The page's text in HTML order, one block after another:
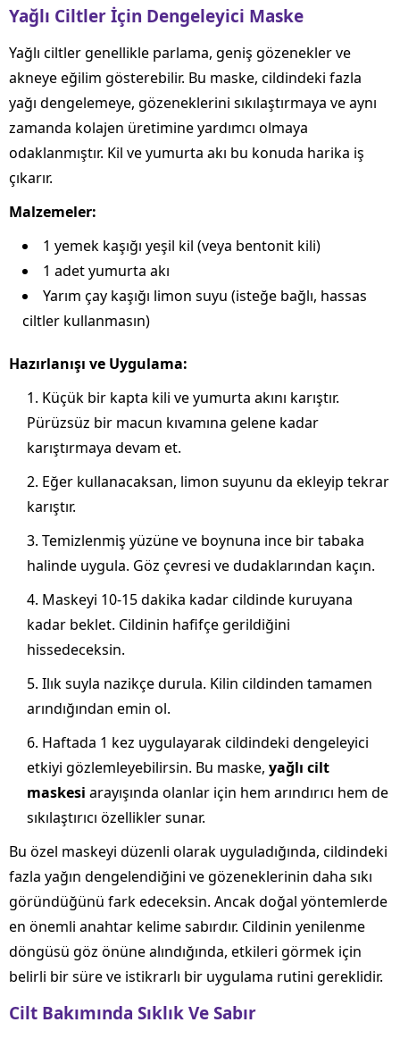
Yağlı Ciltler İçin Dengeleyici Maske
Yağlı ciltler genellikle parlama, geniş gözenekler ve
akneye eğilim gösterebilir. Bu maske, cildindeki fazla
yağı dengelemeye, gözeneklerini sıkılaştırmaya ve aynı
zamanda kolajen üretimine yardımcı olmaya
odaklanmıştır. Kil ve yumurta akı bu konuda harika iş
çıkarır.
Malzemeler:
1 yemek kaşığı yeşil kil (veya bentonit kili)
1 adet yumurta akı
Yarım çay kaşığı limon suyu (isteğe bağlı, hassas
ciltler kullanmasın)
Hazırlanışı ve Uygulama:
Küçük bir kapta kili ve yumurta akını karıştır.
Pürüzsüz bir macun kıvamına gelene kadar
karıştırmaya devam et.
Eğer kullanacaksan, limon suyunu da ekleyip tekrar
karıştır.
Temizlenmiş yüzüne ve boynuna ince bir tabaka
halinde uygula. Göz çevresi ve dudaklarından kaçın.
Maskeyi 10-15 dakika kadar cildinde kuruyana
kadar beklet. Cildinin hafifçe gerildiğini
hissedeceksin.
Ilık suyla nazikçe durula. Kilin cildinden tamamen
arındığından emin ol.
Haftada 1 kez uygulayarak cildindeki dengeleyici
etkiyi gözlemleyebilirsin. Bu maske, yağlı cilt
maskesi arayışında olanlar için hem arındırıcı hem de
sıkılaştırıcı özellikler sunar.
Bu özel maskeyi düzenli olarak uyguladığında, cildindeki
fazla yağın dengelendiğini ve gözeneklerinin daha sıkı
göründüğünü fark edeceksin. Ancak doğal yöntemlerde
en önemli anahtar kelime sabırdır. Cildinin yenilenme
döngüsü göz önüne alındığında, etkileri görmek için
belirli bir süre ve istikrarlı bir uygulama rutini gereklidir.
Cilt Bakımında Sıklık Ve Sabır